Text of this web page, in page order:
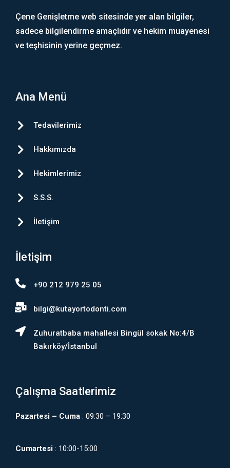
Çene Genişletme web sitesinde yer alan bilgiler,
sadece bilgilendirme amaçlıdır ve hekim muayenesi
ve teşhisinin yerine geçmez.
Ana Menü
Tedavilerimiz
Hakkımızda
Hekimlerimiz
S.S.S.
İletişim
İletişim
+90 212 979 25 05
bilgi@kutayortodonti.com
Zuhuratbaba mahallesi Bingül sokak No:4/B
Bakırköy/İstanbul
Çalışma Saatlerimiz
Pazartesi – Cuma : 09:30 – 19:30
Cumartesi : 10:00-15:00